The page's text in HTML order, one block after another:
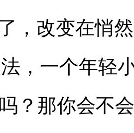
，改变在悄
，一个年轻
？那你会不